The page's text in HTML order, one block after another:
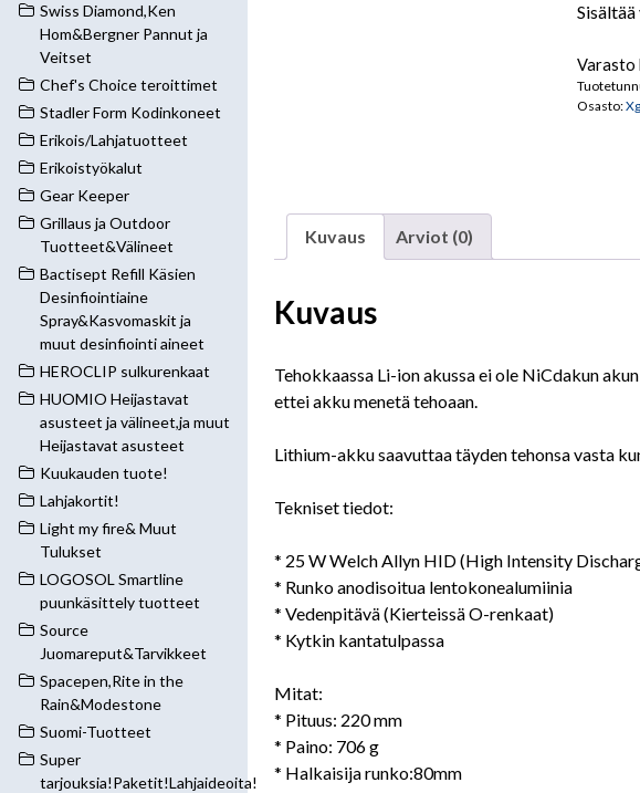
Swiss Diamond,Ken
Hom&Bergner Pannut ja
Veitset
Chef's Choice teroittimet
Stadler Form Kodinkoneet
Erikois/Lahjatuotteet
Erikoistyökalut
Gear Keeper
Grillaus ja Outdoor
Tuotteet&Välineet
Bactisept Refill Käsien
Desinfiointiaine
Spray&Kasvomaskit ja
muut desinfiointi aineet
HEROCLIP sulkurenkaat
HUOMIO Heijastavat
asusteet ja välineet,ja muut
Heijastavat asusteet
Kuukauden tuote!
Lahjakortit!
Light my fire& Muut
Tulukset
LOGOSOL Smartline
puunkäsittely tuotteet
Source
Juomareput&Tarvikkeet
Spacepen,Rite in the
Rain&Modestone
Suomi-Tuotteet
Super
tarjouksia!Paketit!Lahjaideoita!
Varasto
Osasto:
Kuvaus Arviot (0)
Kuvaus
Tehokkaassa Li-ion akussa ei ole NiCdakun
ettei akku menetä tehoaan.
Lithium-akku saavuttaa täyden tehonsa vasta
Tekniset tiedot:
* 25 W Welch Allyn HID (High Intensity
* Runko anodisoitua lentokonealumiinia
* Vedenpitävä (Kierteissä O-renkaat)
* Kytkin kantatulpassa
Mitat:
* Pituus: 220 mm
* Paino: 706 g
* Halkaisija runko:80mm